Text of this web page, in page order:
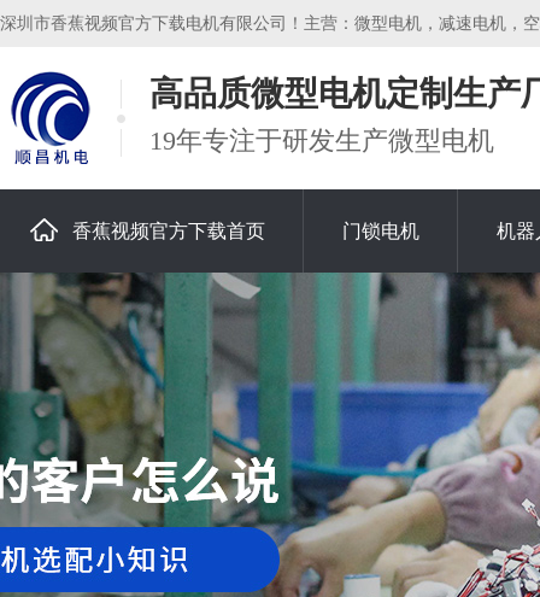
深圳市香蕉视频官方下载电机有限公司！主营：微型电机，减速电机，
高品质微型电机定制生产
19年专注于研发生产微型电机
香蕉视频官方下载首页 门锁电机 机器
关于香蕉视频官方下载